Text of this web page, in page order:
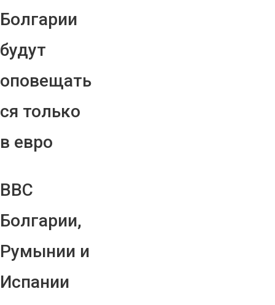
Болгарии
будут
оповещать
ся только
в евро
ВВС
Болгарии,
Румынии и
Испании